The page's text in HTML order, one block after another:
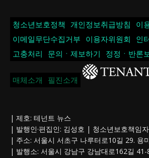
청소년보호정책 개인정보취급방침
이
이메일무단수집거부
이용자위원회
인
고충처리
문의ㆍ제보하기 정정ㆍ반론
매체소개 필진소개
| 제호: 테넌트 뉴스
| 발행인·편집인: 김성호 | 청소년보호책임
| 주소: 서울시 서초구 나루터로10길 29. 용
| 발행소: 서울시 강남구 강남대로162길